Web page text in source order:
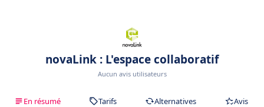
novaLink : L'espace collaboratif
Aucun avis utilisateurs
En résumé Tarifs Alternatives Avis